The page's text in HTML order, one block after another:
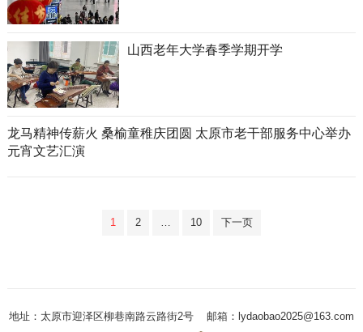
山西老年大学春季学期开学
龙马精神传薪火 桑榆童稚庆团圆 太原市老干部服务中心举办
元宵文艺汇演
1 2 … 10 下一页
地址：太原市迎泽区柳巷南路云路街2号 邮箱：lydaobao2025@163.com